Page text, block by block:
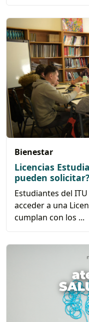
Bienestar
Licencias
pueden solicitar?
Estudiantes del
acceder a una
cumplan con los ...